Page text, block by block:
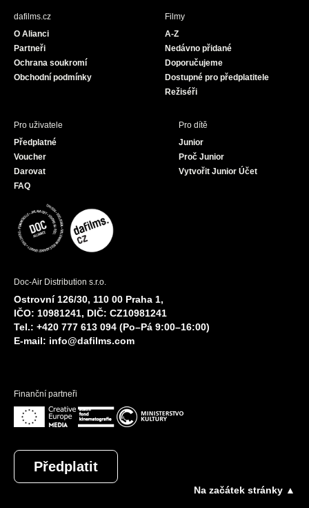
dafilms.cz
O Alianci
Partneři
Ochrana soukromí
Obchodní podmínky
Filmy
A-Z
Nedávno přidané
Doporučujeme
Dostupné pro předplatitele
Režiséři
Pro uživatele
Předplatné
Voucher
Darovat
FAQ
Pro dítě
Junior
Proč Junior
Vytvořit Junior Účet
Doc-Air Distribution s.r.o.
Ostrovní 126/30, 110 00 Praha 1,
IČO: 10981241, DIČ: CZ10981241
Tel.: +420 777 613 094 (Po–Pá 9:00–16:00)
E-mail: info@dafilms.com
Finanční partneři
Předplatit
Na začátek stránky ▲